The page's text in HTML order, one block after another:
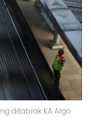
ditabrak KA Argo